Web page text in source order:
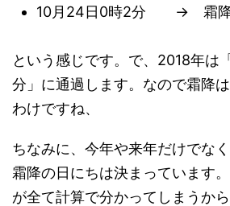
10月24日0時2分 → 霜降
という感じです。で、2018年は
分」に通過します。なので霜降
わけですね、
ちなみに、今年や来年だけでな
霜降の日にちは決まっています
が全て計算で分かってしまうか